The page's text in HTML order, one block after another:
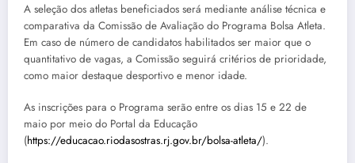
A seleção dos atletas beneficiados será mediante análise técnica e
comparativa da Comissão de Avaliação do Programa Bolsa Atleta.
Em caso de número de candidatos habilitados ser maior que o
quantitativo de vagas, a Comissão seguirá critérios de prioridade,
como maior destaque desportivo e menor idade.
As inscrições para o Programa serão entre os dias 15 e 22 de
maio por meio do Portal da Educação
(https://educacao.riodasostras.rj.gov.br/bolsa-atleta/).